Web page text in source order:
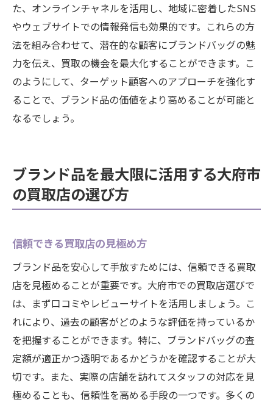
た、オンラインチャネルを活用し、地域に密着したSNS
やウェブサイトでの情報発信も効果的です。これらの方
法を組み合わせて、潜在的な顧客にブランドバッグの魅
力を伝え、買取の機会を最大化することができます。こ
のようにして、ターゲット顧客へのアプローチを強化す
ることで、ブランド品の価値をより高めることが可能と
なるでしょう。
ブランド品を最大限に活用する大府市
の買取店の選び方
信頼できる買取店の見極め方
ブランド品を安心して手放すためには、信頼できる買取
店を見極めることが重要です。大府市での買取店選びで
は、まず口コミやレビューサイトを活用しましょう。こ
れにより、過去の顧客がどのような評価を持っているか
を把握することができます。特に、ブランドバッグの査
定額が適正かつ透明であるかどうかを確認することが大
切です。また、実際の店舗を訪れてスタッフの対応を見
極めることも、信頼性を高める手段の一つです。多くの